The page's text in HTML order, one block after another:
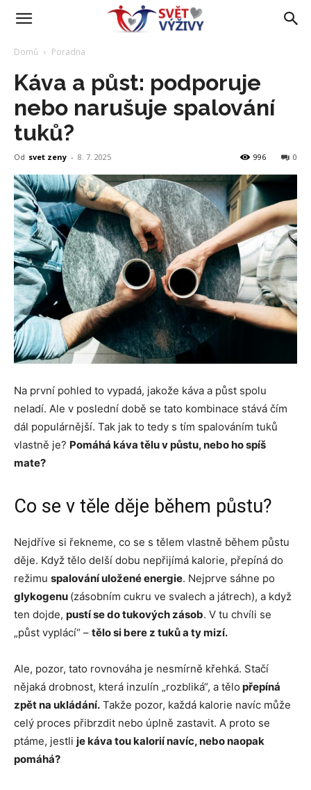
Domů Poradna
Káva a půst: podporuje
nebo narušuje spalování
tuků?
Od svet zeny - 8. 7. 2025 0
996
Na první pohled to vypadá, jakože káva a půst spolu
neladí. Ale v poslední době se tato kombinace stává čím
dál populárnější. Tak jak to tedy s tím spalováním tuků
vlastně je? Pomáhá káva tělu v půstu, nebo ho spíš
mate?
Co se v těle děje během půstu?
Nejdříve si řekneme, co se s tělem vlastně během půstu
děje. Když tělo delší dobu nepřijímá kalorie, přepíná do
režimu spalování uložené energie. Nejprve sáhne po
glykogenu (zásobním cukru ve svalech a játrech), a když
ten dojde, pustí se do tukových zásob. V tu chvíli se
„půst vyplácí“ – tělo si bere z tuků a ty mizí.
Ale, pozor, tato rovnováha je nesmírně křehká. Stačí
nějaká drobnost, která inzulín „rozbliká“, a tělo přepíná
zpět na ukládání. Takže pozor, každá kalorie navíc může
celý proces přibrzdit nebo úplně zastavit. A proto se
ptáme, jestli je káva tou kalorií navíc, nebo naopak
pomáhá?